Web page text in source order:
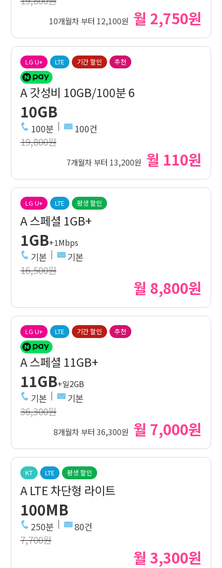
10개월차 부터 12,100원 월 2,750원
LG U+ LTE 기간 할인 추천
A 갓성비 10GB/100분 6
10GB
100분 100건
19,800원
7개월차 부터 13,200원 월 110원
LG U+ LTE 평생 할인
A 스페셜 1GB+
1GB+1Mbps
기본 기본
16,500원
월 8,800원
LG U+ LTE 기간 할인 추천
A 스페셜 11GB+
11GB+일2GB
기본 기본
36,300원
8개월차 부터 36,300원 월 7,000원
KT LTE 평생 할인
A LTE 차단형 라이트
100MB
250분 80건
7,700원
월 3,300원